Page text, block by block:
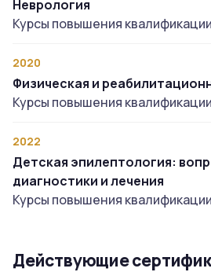
Неврология
Курсы повышения квалификации
2020
Физическая и
Курсы повышения квалификации
2022
Детская эпилептология:
диагностики и лечения
Курсы повышения квалификации
Действующие